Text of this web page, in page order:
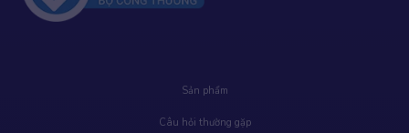
Sản phẩm
Câu hỏi thường gặp